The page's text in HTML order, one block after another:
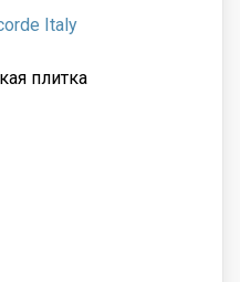
Italy
плитка